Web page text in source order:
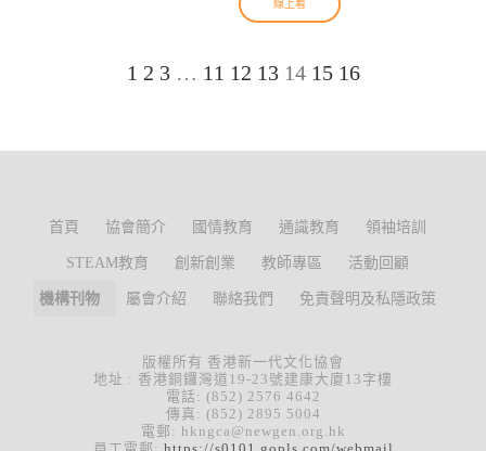
線上看
1 2 3 … 11 12 13 14 15 16
首頁 協會簡介 國情教育 通識教育 領袖培訓
STEAM教育 創新創業 教師專區 活動回顧
機構刊物 屬會介紹 聯絡我們 免責聲明及私隱政策
版權所有 香港新一代文化協會
地址 : 香港銅鑼灣道19-23號建康大廈13字樓
電話: (852) 2576 4642
傳真: (852) 2895 5004
電郵: hkngca@newgen.org.hk